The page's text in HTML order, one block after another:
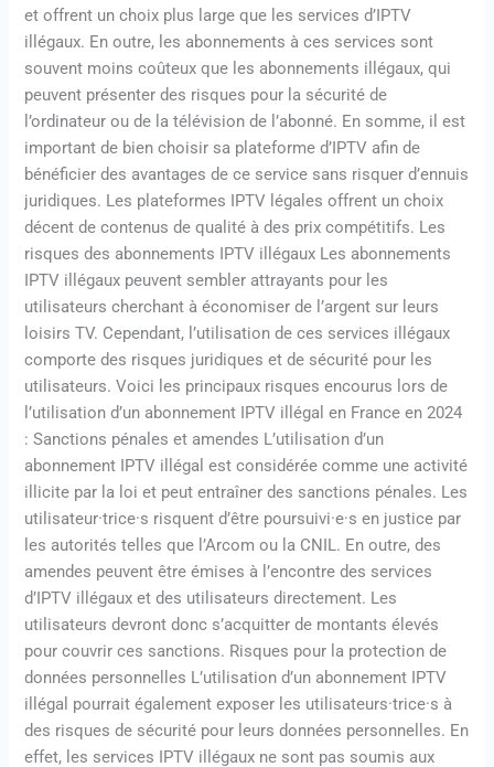
et offrent un choix plus large que les services d’IPTV
illégaux. En outre, les abonnements à ces services sont
souvent moins coûteux que les abonnements illégaux, qui
peuvent présenter des risques pour la sécurité de
l’ordinateur ou de la télévision de l’abonné. En somme, il est
important de bien choisir sa plateforme d’IPTV afin de
bénéficier des avantages de ce service sans risquer d’ennuis
juridiques. Les plateformes IPTV légales offrent un choix
décent de contenus de qualité à des prix compétitifs. Les
risques des abonnements IPTV illégaux Les abonnements
IPTV illégaux peuvent sembler attrayants pour les
utilisateurs cherchant à économiser de l’argent sur leurs
loisirs TV. Cependant, l’utilisation de ces services illégaux
comporte des risques juridiques et de sécurité pour les
utilisateurs. Voici les principaux risques encourus lors de
l’utilisation d’un abonnement IPTV illégal en France en 2024
: Sanctions pénales et amendes L’utilisation d’un
abonnement IPTV illégal est considérée comme une activité
illicite par la loi et peut entraîner des sanctions pénales. Les
utilisateur·trice·s risquent d’être poursuivi·e·s en justice par
les autorités telles que l’Arcom ou la CNIL. En outre, des
amendes peuvent être émises à l’encontre des services
d’IPTV illégaux et des utilisateurs directement. Les
utilisateurs devront donc s’acquitter de montants élevés
pour couvrir ces sanctions. Risques pour la protection de
données personnelles L’utilisation d’un abonnement IPTV
illégal pourrait également exposer les utilisateurs·trice·s à
des risques de sécurité pour leurs données personnelles. En
effet, les services IPTV illégaux ne sont pas soumis aux